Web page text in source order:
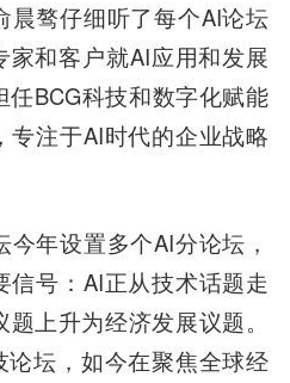
晨骜仔细听了每个AI论坛
家和客户就AI应用和发展
BCG科技和数字化赋能
专注于AI时代的企业战略
年设置多个AI分论坛，
号：AI正从技术话题走
上升为经济发展议题。
坛，如今在聚焦全球经